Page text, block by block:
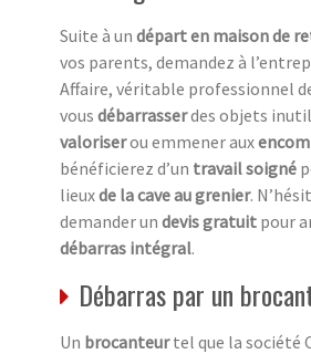
Suite à un départ en maison de
vos parents, demandez à
Affaire, véritable professionnel
vous débarrasserdes objets
valoriserou emmener aux
bénéficierez d’un travail soigné
lieuxde la cave au grenier.
demander un devis gratuit pour
débarras intégral.
Débarras par un
Un brocanteurtel que la société